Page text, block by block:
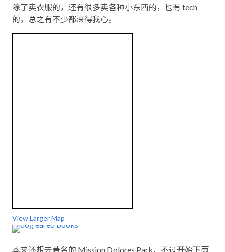
除了卖衣服的，还有很多卖各种小东西的，也有 tech
的，总之有不少都深得我心。
View Larger Map
本来还想去著名的 Mission Dolores Park，不过开始下雨